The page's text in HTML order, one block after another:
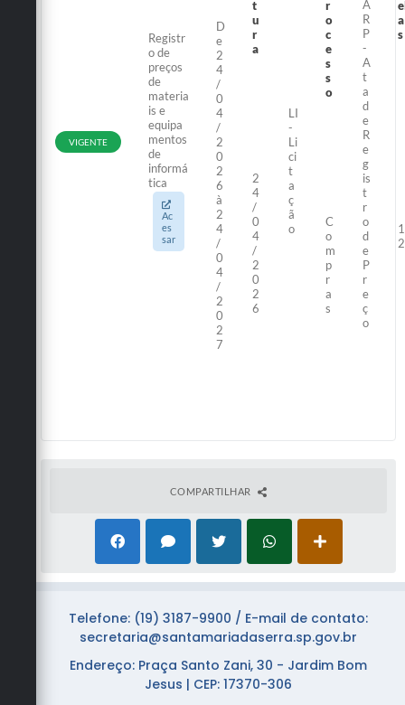
VIGENTE
Registr
o de
preços
de
materia
is e
equipa
mentos
de
informá
tica
Ac
es
sar
D
e
2
4
/
0
4
/
2
0
2
6
à
2
4
/
0
4
/
2
0
2
7
t
u
r
a
2
4
/
0
4
/
2
0
2
6
LI
-
Li
ci
t
a
ç
ã
o
r
o
c
e
s
s
o
C
o
m
p
r
a
s
A
R
P
-
A
t
a
d
e
R
e
g
is
t
r
o
d
e
P
r
e
ç
o
a
s
1
2
COMPARTILHAR
Telefone: (19) 3187-9900 / E-mail de contato:
secretaria@santamariadaserra.sp.gov.br
Endereço: Praça Santo Zani, 30 - Jardim Bom
Jesus | CEP: 17370-306